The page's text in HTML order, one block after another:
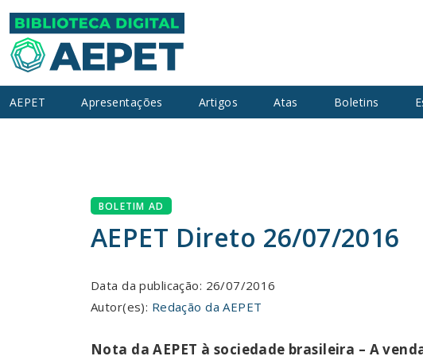
AEPET Apresentações Artigos Atas Boletins
BOLETIM AD
AEPET Direto 26/07/2016
Data da publicação: 26/07/2016
Autor(es): Redação da AEPET
Nota da AEPET à sociedade brasileira – A